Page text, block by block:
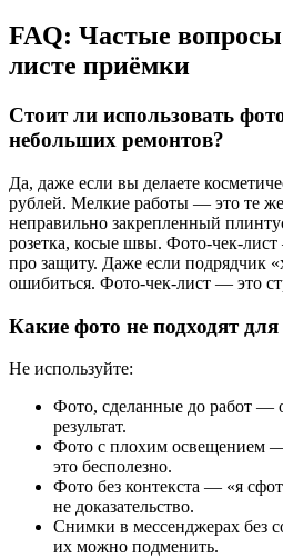
FAQ: Частые
листе приёмки
Стоит ли использовать
небольших ремонтов?
Да, даже если вы делаете
рублей. Мелкие работы — это те
неправильно закрепленный
розетка, косые швы. Фото-чек-
про защиту. Даже если подрядчик
ошибиться. Фото-чек-лист — это
Какие фото не подходят для
Не используйте:
Фото, сделанные до работ —
результат.
Фото с плохим освещением
это бесполезно.
Фото без контекста — «я
не доказательство.
Снимки в мессенджерах без
их можно подменить.